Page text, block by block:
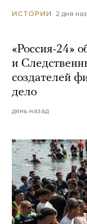
ИСТОРИИ 2 дня
«Россия-24»
и
создателей
дело
день назад